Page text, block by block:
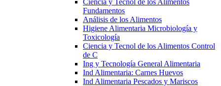
Ciencia y Tecnol de los Alimentos
Fundamentos
Análisis de los Alimentos
Higiene Alimentaria Microbiología y
Toxicología
Ciencia y Tecnol de los Alimentos Control
de C
Ing y Tecnología General Alimentaria
Ind Alimentaria: Carnes Huevos
Ind Alimentaria Pescados y Mariscos